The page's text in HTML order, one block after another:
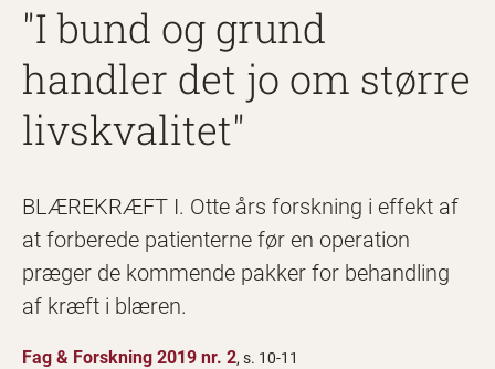
"I bund og grund
handler det jo om større
livskvalitet"
BLÆREKRÆFT I. Otte års forskning i effekt af
at forberede patienterne før en operation
præger de kommende pakker for behandling
af kræft i blæren.
Fag & Forskning 2019 nr. 2, s. 10-11